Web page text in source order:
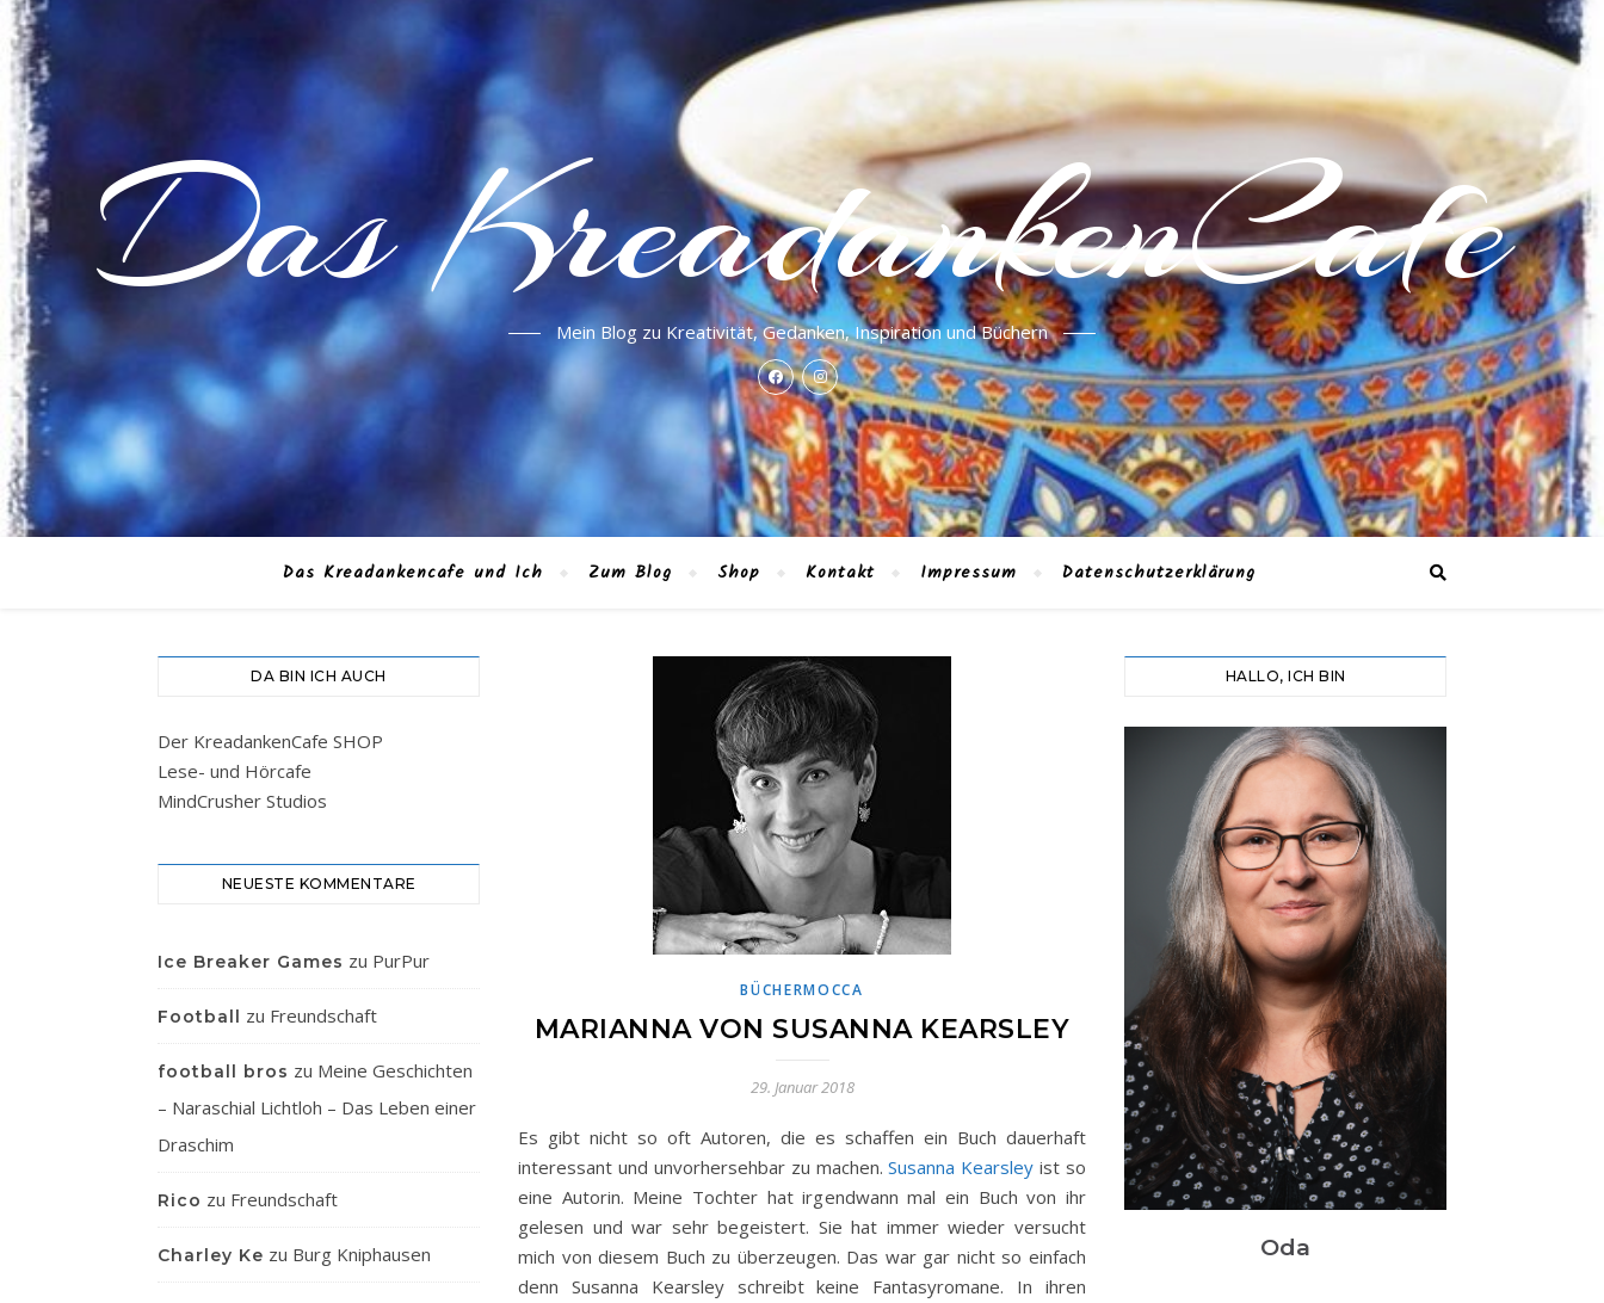
Das KreadankenCafe
Mein Blog zu Kreativität, Gedanken, Inspiration und Büchern
Das Kreadankencafe und Ich Zum Blog Shop Kontakt Impressum Datenschutzerklärung
DA BIN ICH AUCH
Der KreadankenCafe SHOP
Lese- und Hörcafe
MindCrusher Studios
NEUESTE KOMMENTARE
Ice Breaker Games zu PurPur
Football zu Freundschaft
football bros zu Meine Geschichten
– Naraschial Lichtloh – Das Leben einer
Draschim
Rico zu Freundschaft
Charley Ke zu Burg Kniphausen
BÜCHERMOCCA
MARIANNA VON SUSANNA KEARSLEY
29. Januar 2018
Es gibt nicht so oft Autoren, die es schaffen ein Buch dauerhaft
interessant und unvorhersehbar zu machen.Susanna Kearsley ist so
eine Autorin. Meine Tochter hat irgendwann mal ein Buch von ihr
gelesen und war sehr begeistert. Sie hat immer wieder versucht
mich von diesem Buch zu überzeugen. Das war gar nicht so einfach
denn Susanna Kearsley schreibt keine Fantasyromane. In ihren
HALLO, ICH BIN
Oda